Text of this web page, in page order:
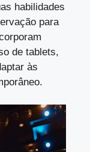
habilidades
para
de tablets,
às